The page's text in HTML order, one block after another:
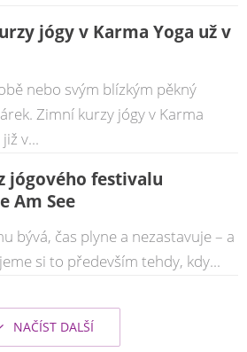
jógy v Karma Yoga už v
nebo svým blízkým pěkný
Zimní kurzy jógy v Karma
v...
jógového festivalu
Am See
bývá, čas plyne a nezastavuje – a
si to především tehdy, kdy...
NAČÍST DALŠÍ